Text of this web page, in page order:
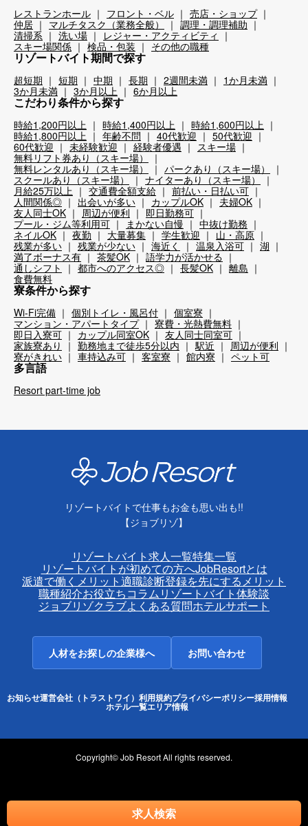
求人検索
レストランホール フロント・ベル
売店・ショップ
仲居
マルチタスク（業務全般）
調理・調理補助
清掃系
洗い場
レジャー・アクティビティ
スキー場関係
検品・包装 その他の職種
リゾートバイト期間で探す
超短期 短期 中期 長期 2週間未満
1か月未満
3か月未満
3か月以上 6か月以上
こだわり条件から探す
時給1,200円以上 時給1,400円以上
時給1,600円以上
時給1,800円以上
年齢不問 40代歓迎
50代歓迎
60代歓迎
未経験歓迎 経験者優遇
スキー場
無料リフト券あり（スキー場）
無料レンタルあり（スキー場）
パークあり（スキー場）
スクールあり（スキー場）
ナイターあり（スキー場）
月給25万以上
交通費全額支給
前払い・日払い可
人間関係◎
出会いが多い カップルOK
夫婦OK
友人同士OK
周辺が便利
即日勤務可
プール・ジム等利用可
まかない自慢
中抜け勤務
ネイルOK
夜勤 大量募集 学生歓迎
山・高原
残業が多い
残業が少ない 海近く 温泉入浴可
湖
満了ボーナス有
茶髪OK
語学力が活かせる
通しシフト
都市へのアクセス◎ 長髪OK
離島
食費無料
寮条件から探す
Wi-Fi完備 個別トイレ・風呂付
個室寮
マンション・アパートタイプ
寮費・光熱費無料
即日入寮可
カップル同室OK
友人同士同室可
家族寮あり
勤務地まで徒歩5分以内 駅近
周辺が便利
寮がきれい
車持込み可 客室寮 館内寮 ペット可
多言語
Resort part-time job
リゾートバイトで仕事もお金も思い出も!!
【ジョブリゾ】
リゾートバイト求人一覧特集一覧
リゾートバイトが初めての方へJobResortとは
派遣で働くメリット適職診断登録を先にするメリット
職種紹介お役立ちコラム リゾートバイト体験談
ジョブリゾクラブよくある質問ホテルサポート
人材をお探しの企業様へ お問い合わせ
お知らせ運営会社（トラストワイ） 利用規約プライバシーポリシー採用情報
ホテル一覧エリア情報
Copyright© Job Resort All rights reserved.